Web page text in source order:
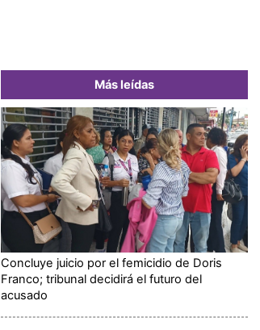
Más leídas
Concluye juicio por el femicidio de Doris
Franco; tribunal decidirá el futuro del
acusado